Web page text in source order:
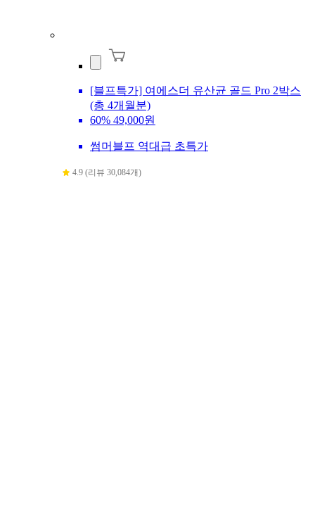
[블프특가] 여에스더 유산균 골드 Pro 2박스
(총 4개월분)
60% 49,000원
썸머블프 역대급 초특가
4.9 (리뷰 30,084개)